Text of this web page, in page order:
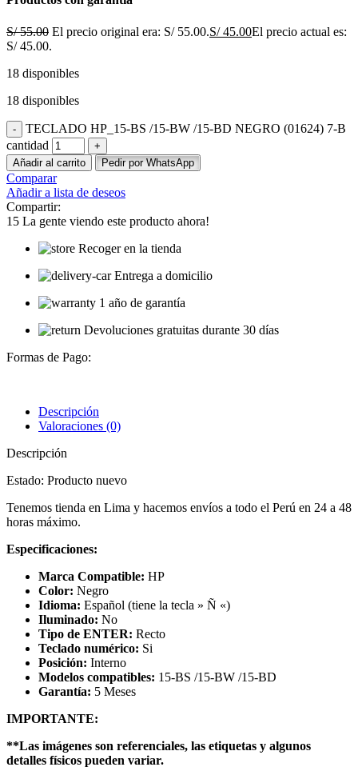
S/55.00 El precio original era: S/ 55.00.S/45.00El precio actual es:
S/ 45.00.
18 disponibles
18 disponibles
TECLADO HP_15-BS /15-BW /15-BD NEGRO (01624) 7-B
cantidad
Añadir al carrito Pedir por WhatsApp
Comparar
Añadir a lista de deseos
Compartir:
15 La gente viendo este producto ahora!
Recoger en la tienda
Entrega a domicilio
1 año de garantía
Devoluciones gratuitas durante 30 días
Formas de Pago:
Descripción
Valoraciones (0)
Descripción
Estado: Producto nuevo
Tenemos tienda en Lima y hacemos envíos a todo el Perú en 24 a 48
horas máximo.
Especificaciones:
Marca Compatible: HP
Color: Negro
Idioma: Español (tiene la tecla » Ñ «)
Iluminado: No
Tipo de ENTER: Recto
Teclado numérico: Si
Posición: Interno
Modelos compatibles: 15-BS /15-BW /15-BD
Garantía: 5 Meses
IMPORTANTE:
**Las imágenes son referenciales, las etiquetas y algunos
detalles físicos pueden variar.